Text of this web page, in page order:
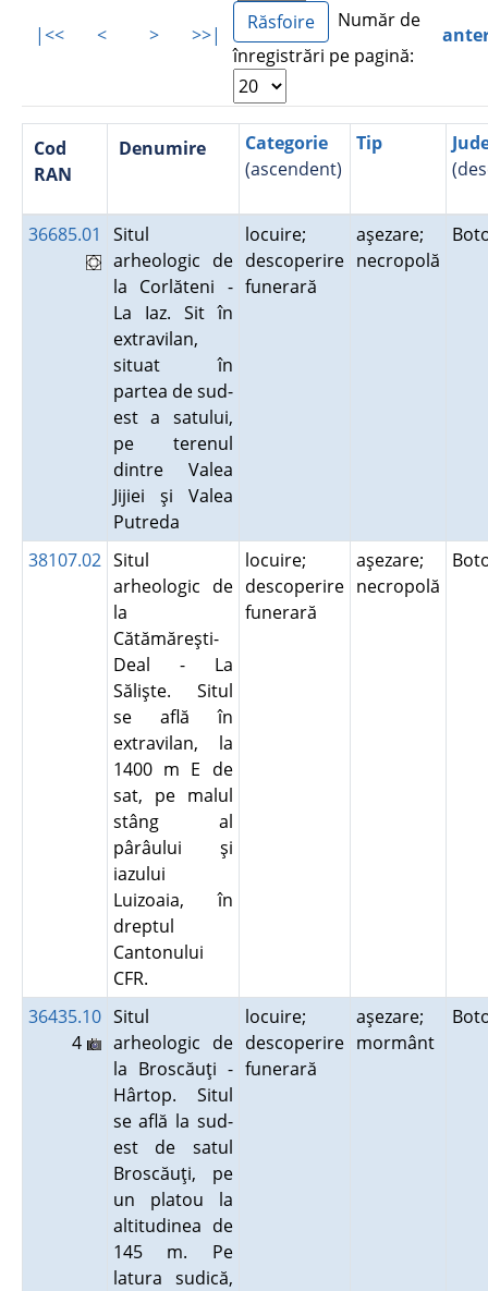
|<< < > >>|
Număr de
înregistrări pe pagină:
Cod
RAN
Denumire
Categorie
(ascendent)
Tip
36685.01
Situl
arheologic de
la Corlăteni -
La Iaz. Sit în
extravilan,
situat în
partea de sud-
est a satului,
pe terenul
dintre Valea
Jijiei şi Valea
Putreda
locuire;
descoperire
funerară
aşezare;
necropolă
38107.02 Situl
arheologic de
la
Cătămăreşti-
Deal - La
Sălişte. Situl
se află în
extravilan, la
1400 m E de
sat, pe malul
stâng al
pârâului şi
iazului
Luizoaia, în
dreptul
Cantonului
CFR.
locuire;
descoperire
funerară
aşezare;
necropolă
36435.10
4
Situl
arheologic de
la Broscăuţi -
Hârtop. Situl
se află la sud-
est de satul
Broscăuţi, pe
un platou la
altitudinea de
145 m. Pe
latura sudică,
locuire;
descoperire
funerară
aşezare;
mormânt